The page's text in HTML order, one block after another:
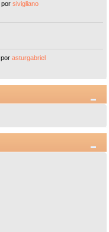
porsivigliano
porasturgabriel